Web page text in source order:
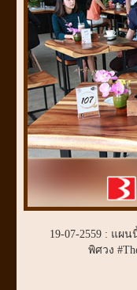
19-07-2559 : แผ
พิศวง